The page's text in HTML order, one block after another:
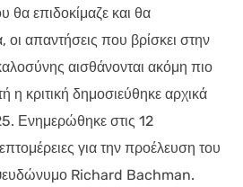
θα επιδοκίμαζε και θα
οι απαντήσεις που βρίσκει στην
αισθάνονται ακόμη πιο
η κριτική δημοσιεύθηκε αρχικά
Ενημερώθηκε στις 12
για την προέλευση του
Richard Bachman.